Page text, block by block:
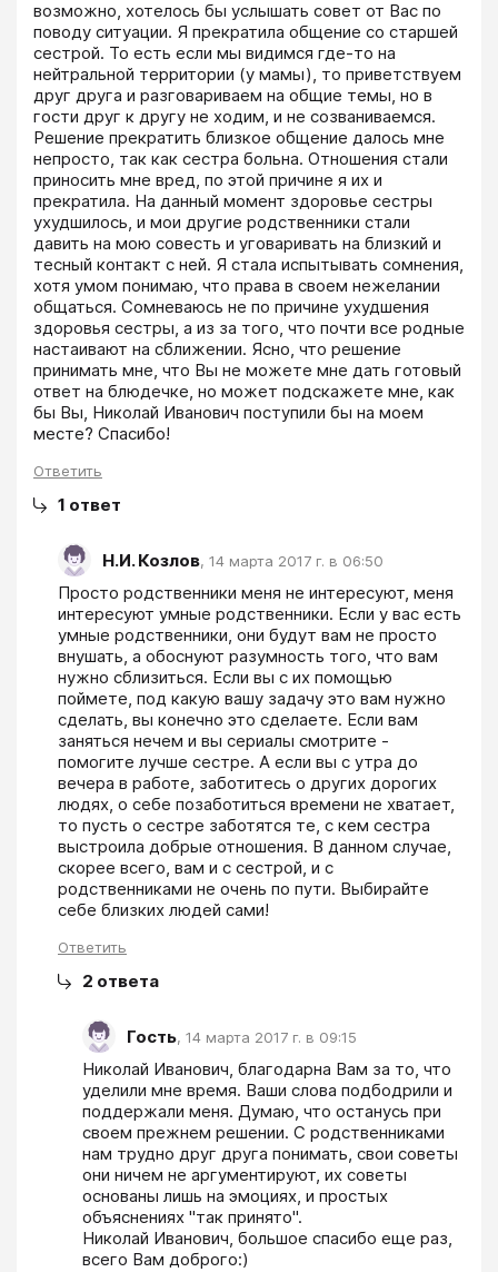
возможно, хотелось бы услышать совет от Вас по
поводу ситуации. Я прекратила общение со старшей
сестрой. То есть если мы видимся где-то на
нейтральной территории (у мамы), то приветствуем
друг друга и разговариваем на общие темы, но в
гости друг к другу не ходим, и не созваниваемся.
Решение прекратить близкое общение далось мне
непросто, так как сестра больна. Отношения стали
приносить мне вред, по этой причине я их и
прекратила. На данный момент здоровье сестры
ухудшилось, и мои другие родственники стали
давить на мою совесть и уговаривать на близкий и
тесный контакт с ней. Я стала испытывать сомнения,
хотя умом понимаю, что права в своем нежелании
общаться. Сомневаюсь не по причине ухудшения
здоровья сестры, а из за того, что почти все родные
настаивают на сближении. Ясно, что решение
принимать мне, что Вы не можете мне дать готовый
ответ на блюдечке, но может подскажете мне, как
бы Вы, Николай Иванович поступили бы на моем
месте? Спасибо!
Ответить
1 ответ
Н.И. Козлов, 14 марта 2017 г. в 06:50
Просто родственники меня не интересуют, меня
интересуют умные родственники. Если у вас есть
умные родственники, они будут вам не просто
внушать, а обоснуют разумность того, что вам
нужно сблизиться. Если вы с их помощью
поймете, под какую вашу задачу это вам нужно
сделать, вы конечно это сделаете. Если вам
заняться нечем и вы сериалы смотрите -
помогите лучше сестре. А если вы с утра до
вечера в работе, заботитесь о других дорогих
людях, о себе позаботиться времени не хватает,
то пусть о сестре заботятся те, с кем сестра
выстроила добрые отношения. В данном случае,
скорее всего, вам и с сестрой, и с
родственниками не очень по пути. Выбирайте
себе близких людей сами!
Ответить
2 ответа
Гость, 14 марта 2017 г. в 09:15
Николай Иванович, благодарна Вам за то, что
уделили мне время. Ваши слова подбодрили и
поддержали меня. Думаю, что останусь при
своем прежнем решении. С родственниками
нам трудно друг друга понимать, свои советы
они ничем не аргументируют, их советы
основаны лишь на эмоциях, и простых
объяснениях "так принято".
Николай Иванович, большое спасибо еще раз,
всего Вам доброго:)